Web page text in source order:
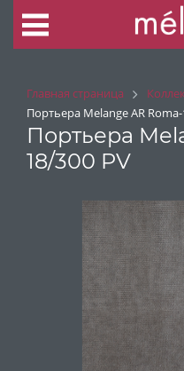
Главная страница
Портьера Melange AR
Портьера
18/300 PV